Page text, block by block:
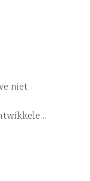
onder
niet
Hier in